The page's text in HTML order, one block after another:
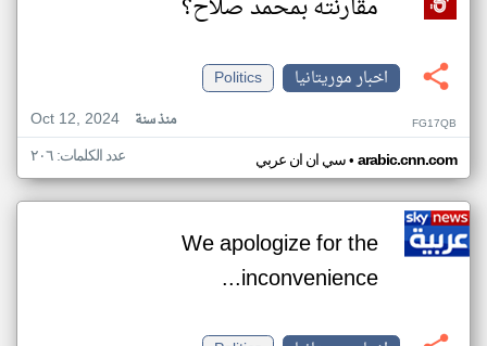
مقارنته بمحمد صلاح؟
اخبار موريتانيا
Politics
Oct 12, 2024
منذ سنة FG17QB
سي ان ان عربي• arabic.cnn.com عدد الكلمات: ٢٠٦
We apologize for the
inconvenience...